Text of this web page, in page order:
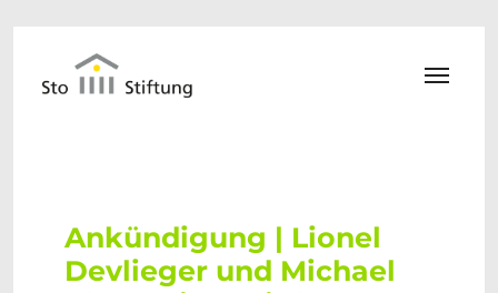
Ankündigung | Lionel
Devlieger und Michael